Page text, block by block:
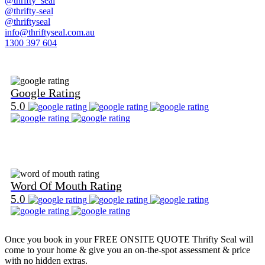
@thrifty-seal
@thriftyseal
info@thriftyseal.com.au
1300 397 604
Google Rating
5.0
Word Of Mouth Rating
5.0
Once you book in yourFREE ONSITE QUOTE Thrifty Seal will
come to your home & give you an on-the-spot assessment & price
with no hidden extras.